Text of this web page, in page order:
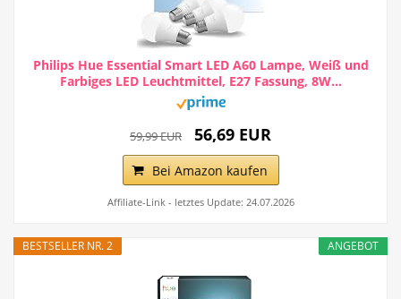
Philips Hue Essential Smart LED A60 Lampe, Weiß und
Farbiges LED Leuchtmittel, E27 Fassung, 8W...
59,99 EUR 56,69 EUR
Bei Amazon kaufen
Affiliate-Link - letztes Update: 24.07.2026
ANGEBOT
BESTSELLER NR. 2